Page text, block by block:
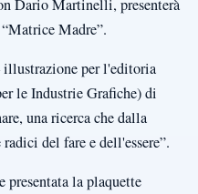
Dario Martinelli, presenterà
Madre”.
per l'editoria
le Industrie Grafiche) di
una ricerca che dalla
del fare e dell'essere”.
presentata la plaquette